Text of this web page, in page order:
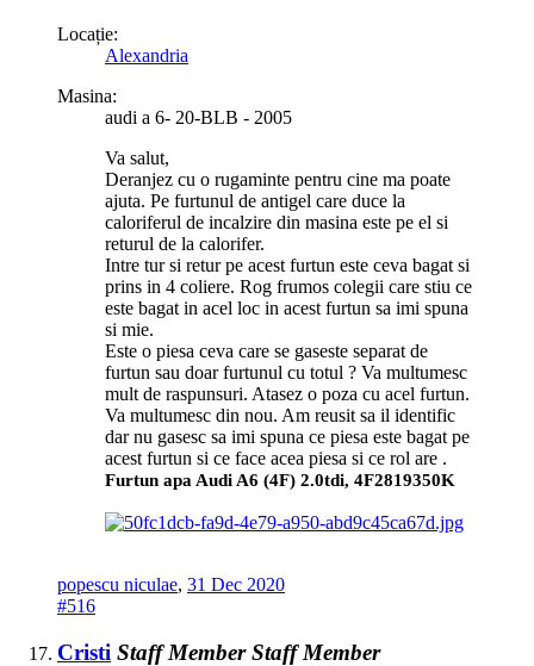
Locație:
Alexandria
Masina:
audi a 6- 20-BLB - 2005
Va salut,
Deranjez cu o rugaminte pentru cine ma poate
ajuta. Pe furtunul de antigel care duce la
caloriferul de incalzire din masina este pe el si
returul de la calorifer.
Intre tur si retur pe acest furtun este ceva bagat si
prins in 4 coliere. Rog frumos colegii care stiu ce
este bagat in acel loc in acest furtun sa imi spuna
si mie.
Este o piesa ceva care se gaseste separat de
furtun sau doar furtunul cu totul ? Va multumesc
mult de raspunsuri. Atasez o poza cu acel furtun.
Va multumesc din nou. Am reusit sa il identific
dar nu gasesc sa imi spuna ce piesa este bagat pe
acest furtun si ce face acea piesa si ce rol are .
Furtun apa Audi A6 (4F) 2.0tdi, 4F2819350K
popescu niculae, 31 Dec 2020
#516
Cristi Staff Member Staff Member